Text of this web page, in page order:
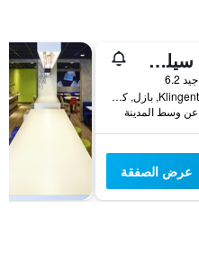
بيكوزي سيلف تشيك إن آند بوب أب هوتل
جيد 6.2
Klingentalstrasse 1, بازل, كانتون بازل شتات, سويسرا
عرض الصفقة